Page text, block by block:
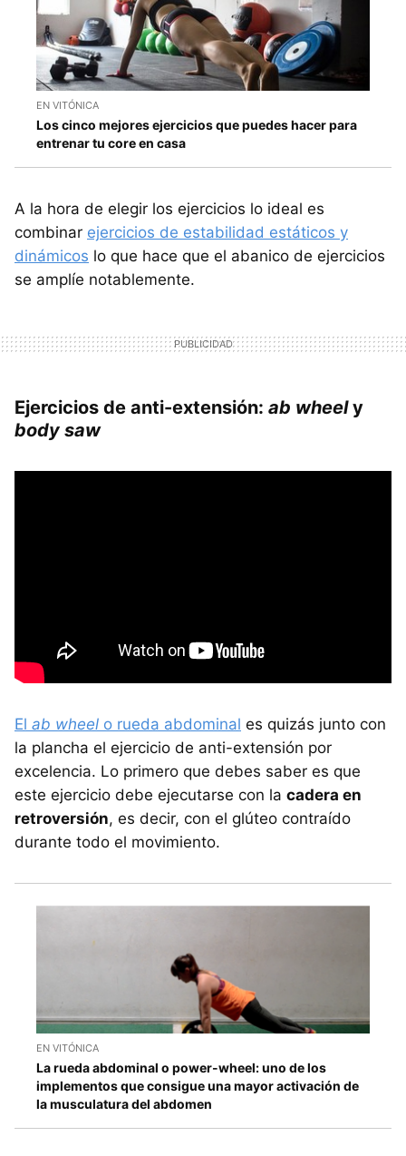
EN VITÓNICA
Los cinco mejores ejercicios que puedes hacer para
entrenar tu core en casa
A la hora de elegir los ejercicios lo ideal es
combinar ejercicios de estabilidad estáticos y
dinámicos lo que hace que el abanico de ejercicios
se amplíe notablemente.
Ejercicios de anti-extensión: ab wheely
body saw
El ab wheel o rueda abdominal es quizás junto con
la plancha el ejercicio de anti-extensión por
excelencia. Lo primero que debes saber es que
este ejercicio debe ejecutarse con la cadera en
retroversión, es decir, con el glúteo contraído
durante todo el movimiento.
EN VITÓNICA
La rueda abdominal o power-wheel: uno de los
implementos que consigue una mayor activación de
la musculatura del abdomen